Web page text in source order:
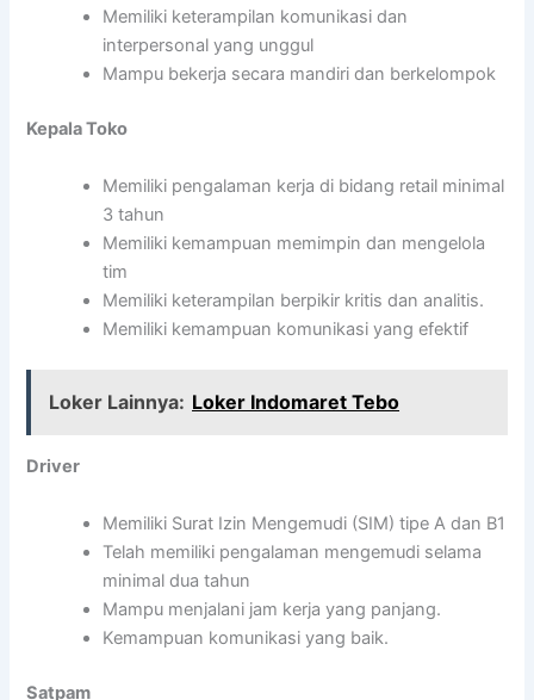
Memiliki keterampilan komunikasi dan
interpersonal yang unggul
Mampu bekerja secara mandiri dan berkelompok
Kepala Toko
Memiliki pengalaman kerja di bidang retail minimal
3 tahun
Memiliki kemampuan memimpin dan mengelola
tim
Memiliki keterampilan berpikir kritis dan analitis.
Memiliki kemampuan komunikasi yang efektif
Loker Lainnya: Loker Indomaret Tebo
Driver
Memiliki Surat Izin Mengemudi (SIM) tipe A dan B1
Telah memiliki pengalaman mengemudi selama
minimal dua tahun
Mampu menjalani jam kerja yang panjang.
Kemampuan komunikasi yang baik.
Satpam